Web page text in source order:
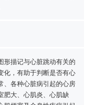
形描记与心脏跳动有关的
化，有助于判断是否有心
、各种心脏病引起的心房
肥大、心肌炎、心肌缺